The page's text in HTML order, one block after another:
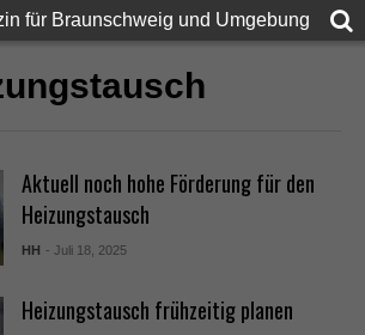
für Braunschweig und Umgebung
Aktuell noch hohe Förderung für den
Heizungstausch
HH - Juli 18, 2025
Heizungstausch frühzeitig planen